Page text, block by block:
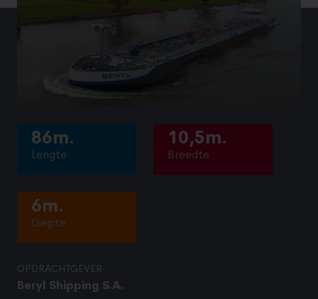
86m.
Lengte
10,5m.
Breedte
6m.
Diepte
OPDRACHTGEVER
Beryl Shipping S.A.